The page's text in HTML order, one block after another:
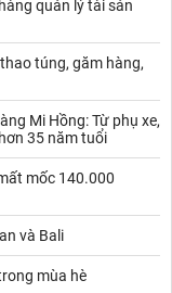
quản lý tài sản
túng, găm hàng,
Mi Hồng: Từ phụ xe,
35 năm tuổi
mốc 140.000
và Bali
mùa hè